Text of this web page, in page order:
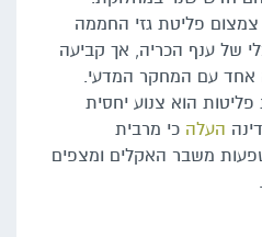
צמצום פליטת גזי החממה
של ענף הכריה, אך קביעה
אחד עם המחקר המדעי.
הוא צנוע יחסית
העלה כי מרבית
משבר האקלים ומצפים